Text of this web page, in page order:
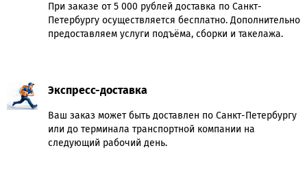
При заказе от 5 000 рублей доставка по Санкт-
Петербургу осуществляется бесплатно. Дополнительно
предоставляем услуги подъёма, сборки и такелажа.
Экспресс-доставка
Ваш заказ может быть доставлен по Санкт-Петербургу
или до терминала транспортной компании на
следующий рабочий день.